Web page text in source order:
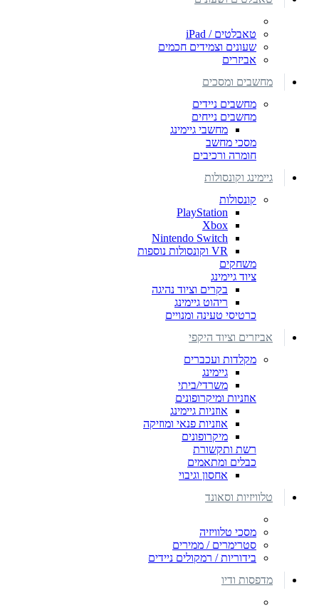
טאבלטים / iPad
שעונים וצמידים חכמים
אביזרים
מחשבים ומסכים
מחשבים ניידים
מחשבים נייחים
מחשבי גיימינג
מסכי מחשב
חומרה ורכיבים
גיימינג וקונסולות
קונסולות
PlayStation
Xbox
Nintendo Switch
VR וקונסולות נוספות
משחקים
ציוד גיימינג
בקרים וציוד נהיגה
ריהוט גיימינג
כרטיסי טעינה ומנויים
אביזרים וציוד היקפי
מקלדות ועכברים
גיימינג
משרדי/ביתי
אוזניות ומיקרופונים
אוזניות גיימינג
אוזניות פנאי ומוזיקה
מיקרופונים
רשת ותקשורת
כבלים ומתאמים
אחסון וגיבוי
טלוויזיות וסאונד
מסכי טלוויזיה
סטרימרים / ממירים
בידוריות / רמקולים ניידים
מדפסות ודיו